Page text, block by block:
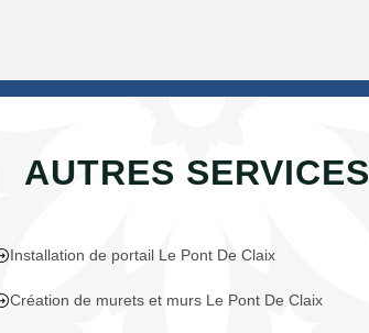
AUTRES SERVICES
Installation de portail Le Pont De Claix
Création de murets et murs Le Pont De Claix